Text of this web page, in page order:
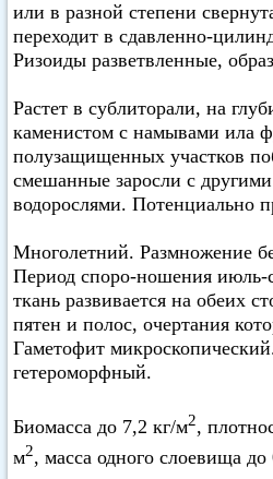
или в разной степени
переходит в сдавленно-
Ризоиды разветвленные,
Растет в сублиторали, на
каменистом с намывами ила
полузащищенных участков
смешанные заросли с
водорослями. Потенциально
Многолетний. Размножение
Период споро-ношения июль-
ткань развивается на обеих
пятен и полос, очертания
Гаметофит
гетероморфный.
Биомасса до 7,2 кг/м2,
м2, масса одного слоевища до